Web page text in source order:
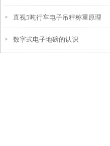
些细节？
直视5吨行车电子吊秤称重原理
数字式电子地磅的认识